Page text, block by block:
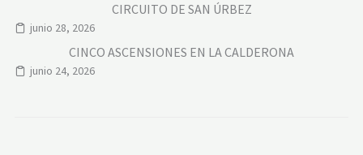
CIRCUITO DE SAN ÚRBEZ
junio 28, 2026
CINCO ASCENSIONES EN LA CALDERONA
junio 24, 2026